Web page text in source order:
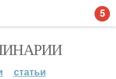
статьи
5